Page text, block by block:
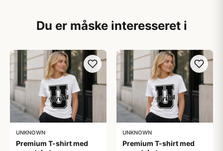
Du er måske interesseret i
UNKNOWN
Premium T-shirt med
UNKNOWN
Premium T-shirt med